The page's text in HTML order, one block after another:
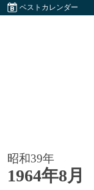
ベストカレンダー
昭和39年
1964年8月